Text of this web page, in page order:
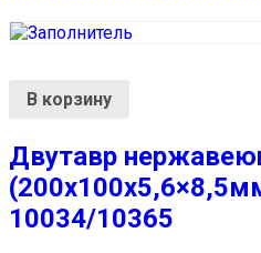
В корзину
Двутавр
10034/10365